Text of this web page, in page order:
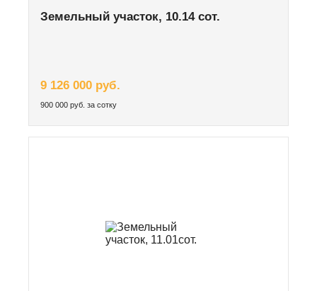
Земельный участок, 10.14 сот.
9 126 000 руб.
900 000 руб. за сотку